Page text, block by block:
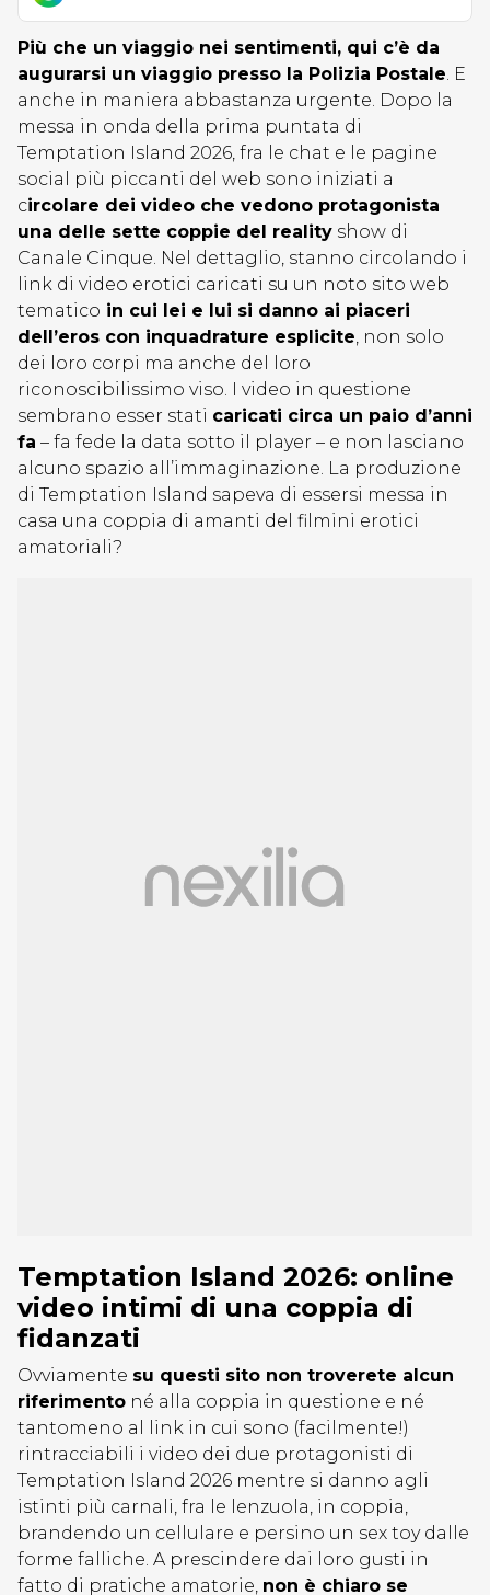
Più che un viaggio nei sentimenti, qui c’è da
augurarsi un viaggio presso la Polizia Postale. E
anche in maniera abbastanza urgente. Dopo la
messa in onda della prima puntata di
Temptation Island 2026, fra le chat e le pagine
social più piccanti del web sono iniziati a
circolare dei video che vedono protagonista
una delle sette coppie del reality show di
Canale Cinque. Nel dettaglio, stanno circolando i
link di video erotici caricati su un noto sito web
tematico in cui lei e lui si danno ai piaceri
dell’eros con inquadrature esplicite, non solo
dei loro corpi ma anche del loro
riconoscibilissimo viso. I video in questione
sembrano esser stati caricati circa un paio d’anni
fa – fa fede la data sotto il player – e non lasciano
alcuno spazio all’immaginazione. La produzione
di Temptation Island sapeva di essersi messa in
casa una coppia di amanti del filmini erotici
amatoriali?
Temptation Island 2026: online
video intimi di una coppia di
fidanzati
Ovviamente su questi sito non troverete alcun
riferimento né alla coppia in questione e né
tantomeno al link in cui sono (facilmente!)
rintracciabili i video dei due protagonisti di
Temptation Island 2026 mentre si danno agli
istinti più carnali, fra le lenzuola, in coppia,
brandendo un cellulare e persino un sex toy dalle
forme falliche. A prescindere dai loro gusti in
fatto di pratiche amatorie, non è chiaro se